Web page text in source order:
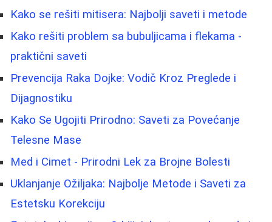
Kako se rešiti mitisera: Najbolji saveti i metode
Kako rešiti problem sa bubuljicama i flekama -
praktični saveti
Prevencija Raka Dojke: Vodič Kroz Preglede i
Dijagnostiku
Kako Se Ugojiti Prirodno: Saveti za Povećanje
Telesne Mase
Med i Cimet - Prirodni Lek za Brojne Bolesti
Uklanjanje Ožiljaka: Najbolje Metode i Saveti za
Estetsku Korekciju